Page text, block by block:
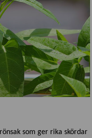
som ger rika skördar